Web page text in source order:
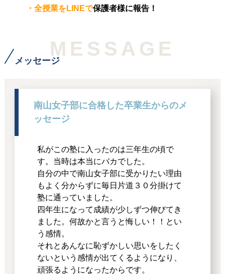
・全授業をLINEで保護者様に報告！
メッセージ
MESSAGE
南山女子部に合格した卒業生からのメ
ッセージ
私がこの塾に入ったのは三年生の頃で
す。当時は本当にバカでした。
自分の中で南山女子部に受かりたい理由
もよく分からずに毎日片道３０分掛けて
塾に通っていました。
四年生になって成績が少しずつ伸びてき
ました。何故かと言うと悔しい！！とい
う感情。
それとあんなに恥ずかしい思いをしたく
ないという感情が出てくるようになり、
頑張るようになったからです。